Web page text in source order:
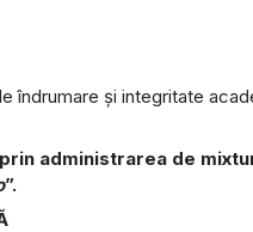
îndrumare și integritate
administrarea de
”.